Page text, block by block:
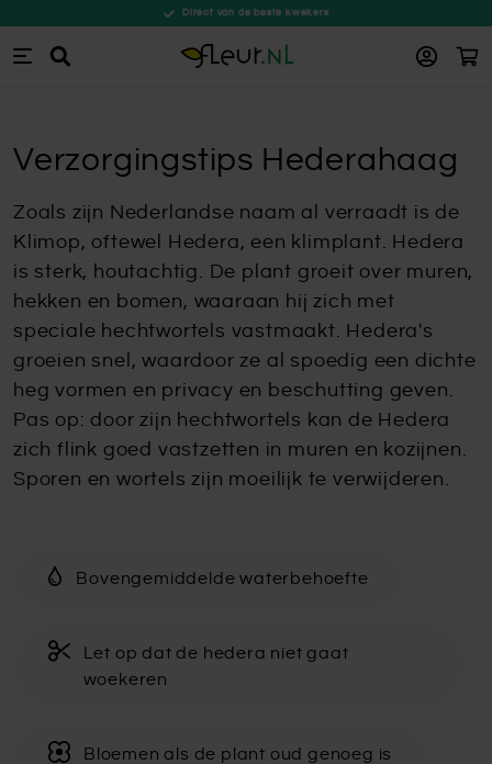
Direct van de beste kwekers
Zoeken
Verzorgingstips Hederahaag
Zoals zijn Nederlandse naam al verraadt is de
Klimop, oftewel Hedera, een klimplant. Hedera
is sterk, houtachtig. De plant groeit over muren,
hekken en bomen, waaraan hij zich met
speciale hechtwortels vastmaakt. Hedera's
groeien snel, waardoor ze al spoedig een dichte
heg vormen en privacy en beschutting geven.
Pas op: door zijn hechtwortels kan de Hedera
zich flink goed vastzetten in muren en kozijnen.
Sporen en wortels zijn moeilijk te verwijderen.
Bovengemiddelde waterbehoefte
Let op dat de hedera niet gaat
woekeren
Bloemen als de plant oud genoeg is